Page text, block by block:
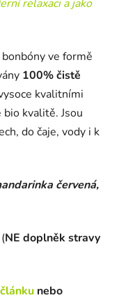
relaxaci a jako
ve formě
100% čistě
kvalitními
kvalitě. Jsou
do čaje, vody i k
červená,
(NE doplněk stravy
nebo